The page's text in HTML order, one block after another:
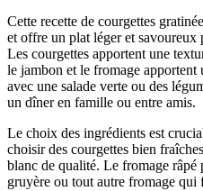
Cette recette de courgettes
et offre un plat léger et savoureux
Les courgettes apportent une
le jambon et le fromage
avec une salade verte ou des
un dîner en famille ou entre amis.
Le choix des ingrédients est
choisir des courgettes bien
blanc de qualité. Le fromage râpé
gruyère ou tout autre fromage qui